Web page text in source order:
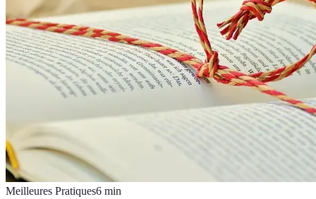
Meilleures Pratiques6 min